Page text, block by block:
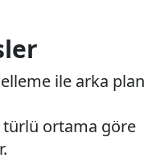
ile arka plan
türlü ortama göre